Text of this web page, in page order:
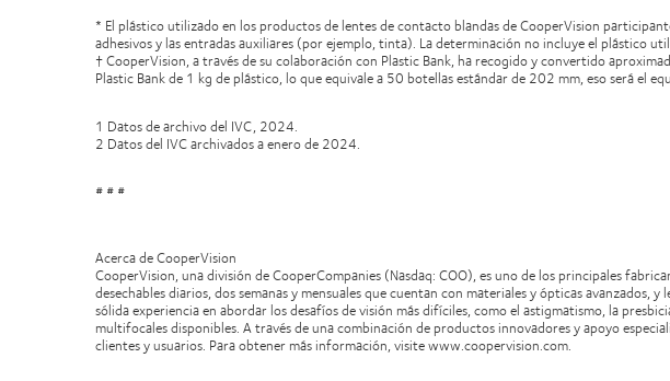
* El plástico utilizado en los productos de lentes de contacto blandas de CooperVision
adhesivos y las entradas auxiliares (por ejemplo, tinta). La determinación no incluye el plástico
† CooperVision, a través de su colaboración con Plastic Bank, ha recogido y convertido
Plastic Bank de 1 kg de plástico, lo que equivale a 50 botellas estándar de 202 mm, eso será el
1 Datos de archivo del IVC, 2024.
2 Datos del IVC archivados a enero de 2024.
# # #
Acerca de CooperVision
CooperVision, una división de CooperCompanies (Nasdaq: COO), es uno de los principales
desechables diarios, dos semanas y mensuales que cuentan con materiales y ópticas
sólida experiencia en abordar los desafíos de visión más difíciles, como el astigmatismo, la
multifocales disponibles. A través de una combinación de productos innovadores y apoyo
clientes y usuarios. Para obtener más información, visite www.coopervision.com.